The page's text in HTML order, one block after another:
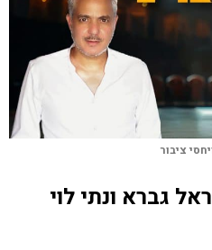
ציבור
גברא ונתי לוי